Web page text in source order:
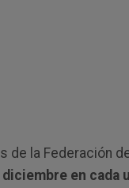
de la Federación
en